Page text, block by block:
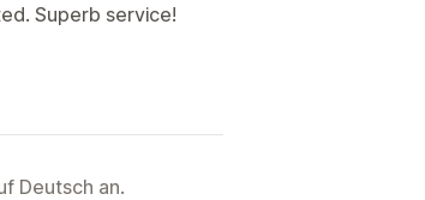
Superb service!
Deutsch an.